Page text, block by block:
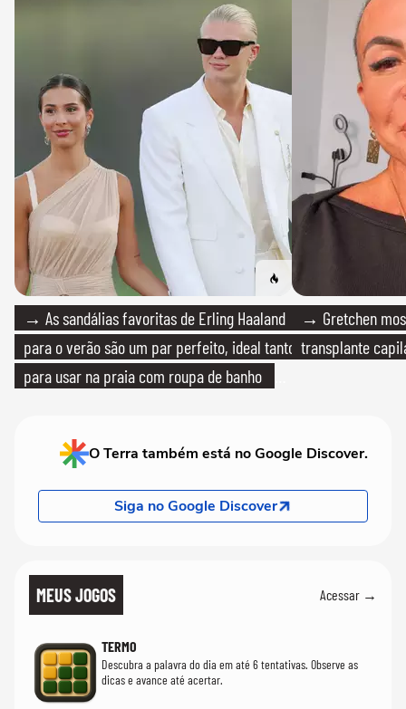
→ As sandálias favoritas de Erling Haaland
para o verão são um par perfeito, ideal tanto
para usar na praia com roupa de banho
→ Gretchen
transplante
O Terra também está no Google Discover.
Siga no Google Discover
MEUS JOGOS Acessar →
TERMO
Descubra a palavra do dia em até 6 tentativas. Observe as
dicas e avance até acertar.